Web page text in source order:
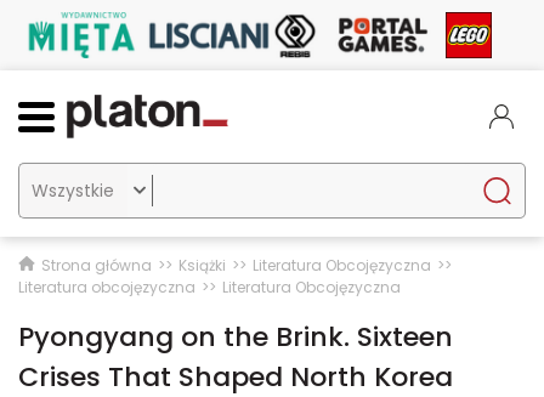

Strona główna Książki
Literatura Obcojęzyczna
Literatura obcojęzyczna
Literatura Obcojęzyczna
Pyongyang on the Brink. Sixteen
Crises That Shaped North Korea